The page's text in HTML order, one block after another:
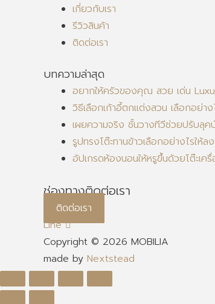
เกี่ยวกับเรา
รีวิวสินค้า
ติดต่อเรา
บทความล่าสุด
อยากให้ครัวของคุณ สวย เด่น
วิธีเลือกเก้าอี้ตกแต่งสวน เลือกอย่าง
เผยความจริง ชั้นวางทีวีช่วยปรับลุค
รูปทรงโต๊ะทานข้าวเลือกอย่างไรให้
อัปเกรดห้องนอนให้หรูขึ้นด้วยโต๊ะเค
ช่องทางติดต่อเรา
ติดต่อเรา
Line
Copyright © 2026 MOBILIA
made by Nextstead
Scroll
to